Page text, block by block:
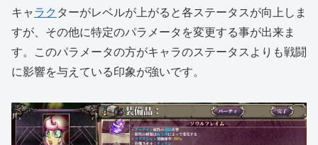
キャラク ターがレベルが上がると各ステータスが向上しま
すが、その他に特定のパラメータを変更する事が出来ま
す。このパラメータの方がキャラのステータスよりも戦闘
に影響を与えている印象が強いです。